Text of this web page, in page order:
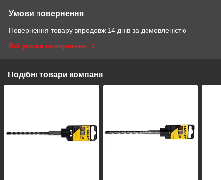
Умови повернення
Повернення товару впродовж 14 днів за домовленістю
Всі умови повернення
Подібні товари компанії